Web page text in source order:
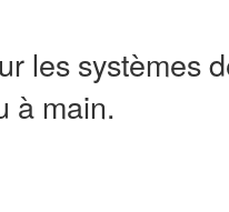
les systèmes
à main.